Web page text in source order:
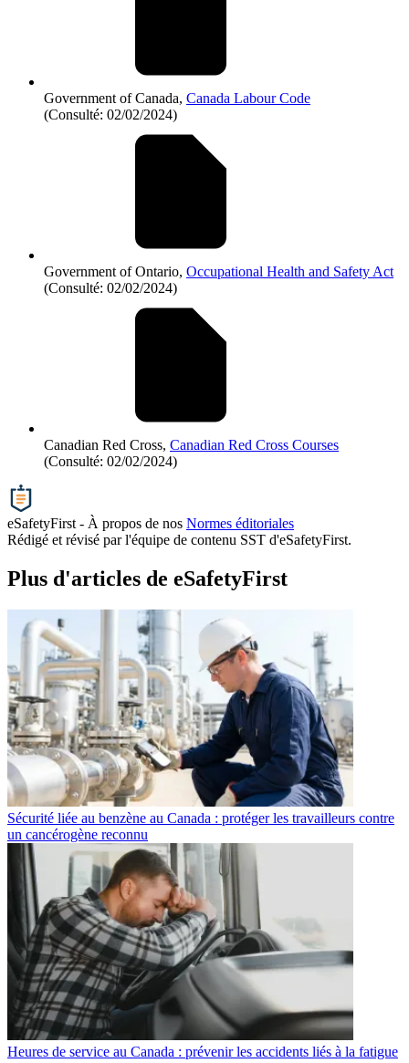
Government of Canada, Canada Labour Code
(Consulté: 02/02/2024)
Government of Ontario, Occupational Health and Safety Act
(Consulté: 02/02/2024)
Canadian Red Cross, Canadian Red Cross Courses
(Consulté: 02/02/2024)
eSafetyFirst - À propos de nos Normes éditoriales
Rédigé et révisé par l'équipe de contenu SST d'eSafetyFirst.
Plus d'articles de eSafetyFirst
Sécurité liée au benzène au Canada : protéger les travailleurs contre
un cancérogène reconnu
Heures de service au Canada : prévenir les accidents liés à la fatigue